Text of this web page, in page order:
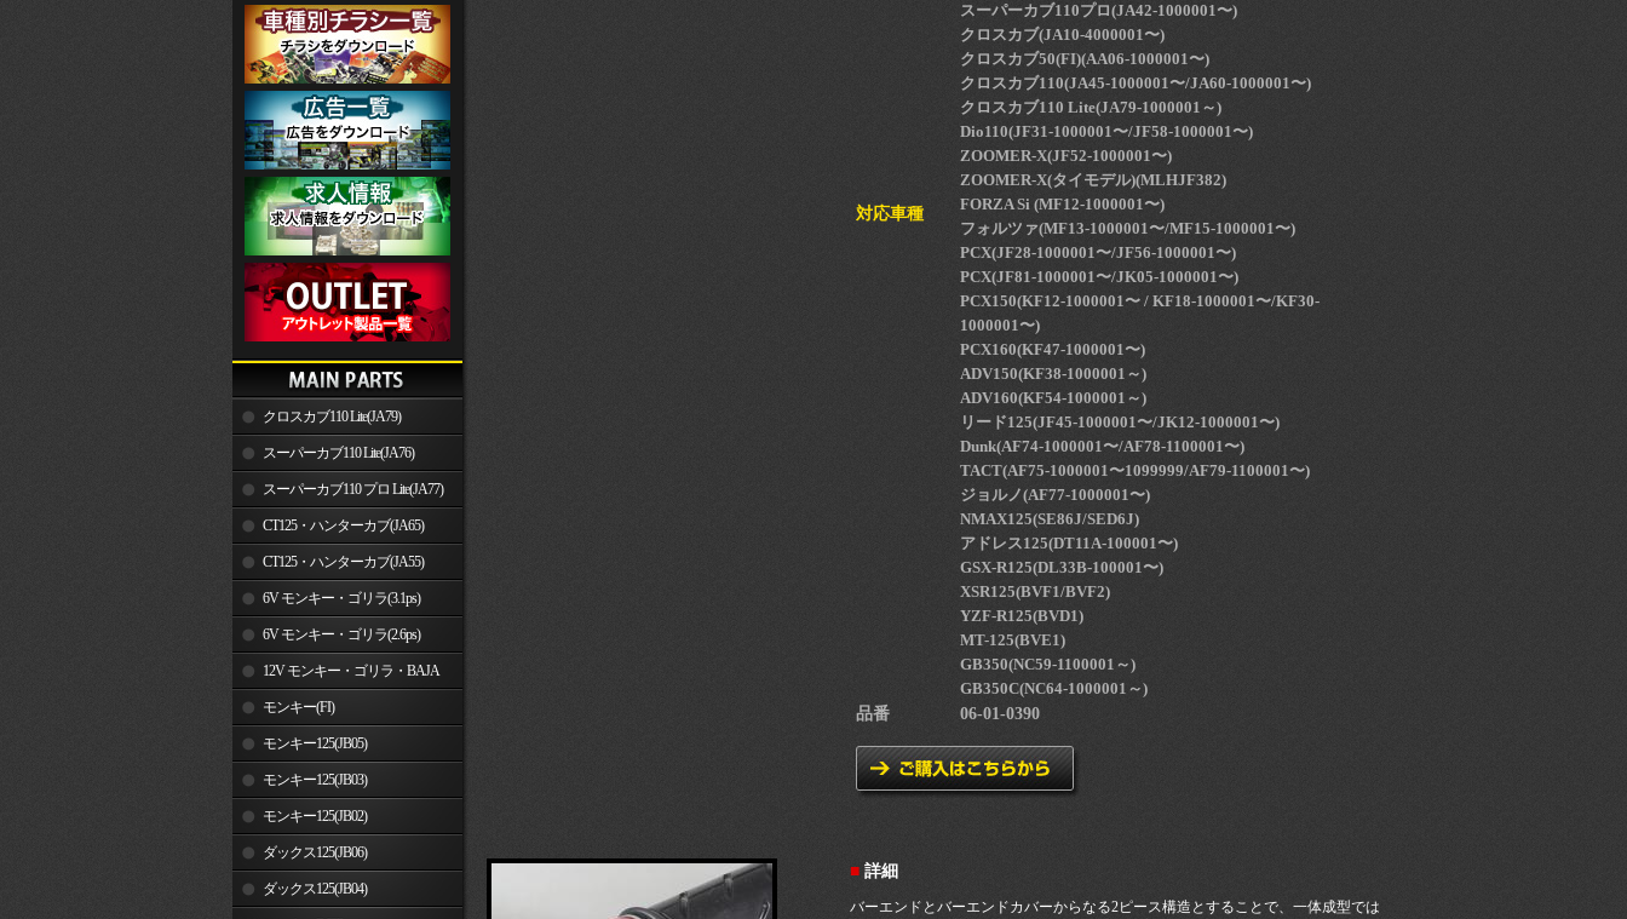
クロスカブ110 Lite(JA79)
スーパーカブ110 Lite(JA76)
スーパーカブ110 プロ Lite(JA77)
CT125・ハンターカブ(JA65)
CT125・ハンターカブ(JA55)
6V モンキー・ゴリラ(3.1ps)
6V モンキー・ゴリラ(2.6ps)
12V モンキー・ゴリラ・BAJA
モンキー(FI)
モンキー125(JB05)
モンキー125(JB03)
モンキー125(JB02)
ダックス125(JB06)
ダックス125(JB04)
対応車種
スーパーカブ110プロ(JA42-1000001〜)
クロスカブ(JA10-4000001〜)
クロスカブ50(FI)(AA06-1000001〜)
クロスカブ110(JA45-1000001〜/JA60-1000001〜)
クロスカブ110 Lite(JA79-1000001～)
Dio110(JF31-1000001〜/JF58-1000001〜)
ZOOMER-X(JF52-1000001〜)
ZOOMER-X(タイモデル)(MLHJF382)
FORZA Si (MF12-1000001〜)
フォルツァ(MF13-1000001〜/MF15-1000001〜)
PCX(JF28-1000001〜/JF56-1000001〜)
PCX(JF81-1000001〜/JK05-1000001〜)
PCX150(KF12-1000001〜 / KF18-1000001〜/KF30-
1000001〜)
PCX160(KF47-1000001〜)
ADV150(KF38-1000001～)
ADV160(KF54-1000001～)
リード125(JF45-1000001〜/JK12-1000001〜)
Dunk(AF74-1000001〜/AF78-1100001〜)
TACT(AF75-1000001〜1099999/AF79-1100001〜)
ジョルノ(AF77-1000001〜)
NMAX125(SE86J/SED6J)
アドレス125(DT11A-100001〜)
GSX-R125(DL33B-100001〜)
XSR125(BVF1/BVF2)
YZF-R125(BVD1)
MT-125(BVE1)
GB350(NC59-1100001～)
GB350C(NC64-1000001～)
品番
06-01-0390
■ 詳細
バーエンドとバーエンドカバーからなる2ピース構造とすることで、一体成型では